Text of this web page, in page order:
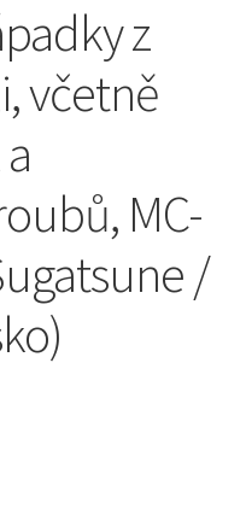
z
včetně
MC-
/